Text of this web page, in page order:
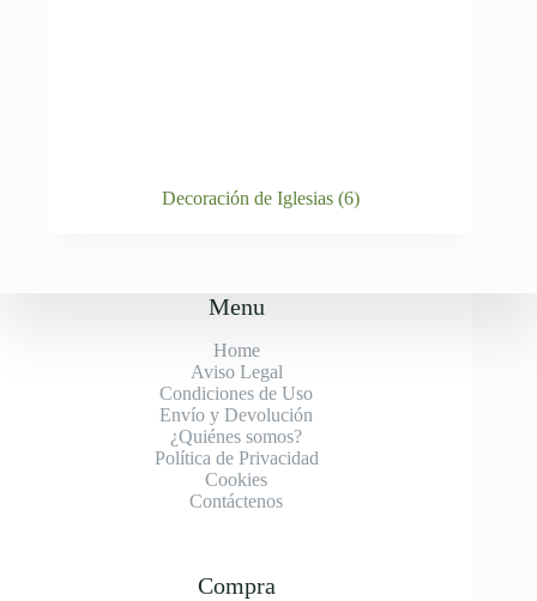
Decoración de Iglesias (6)
Menu
Home
Aviso Legal
Condiciones de Uso
Envío y Devolución
¿Quiénes somos?
Política de Privacidad
Cookies
Contáctenos
Compra